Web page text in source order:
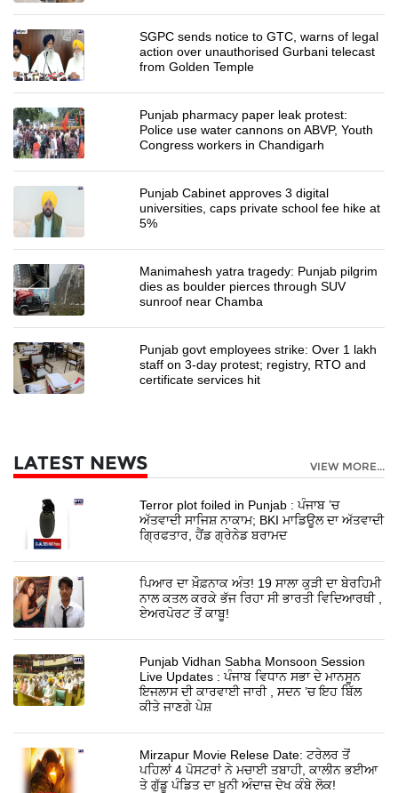
SGPC sends notice to GTC, warns of legal
action over unauthorised Gurbani telecast
from Golden Temple
Punjab pharmacy paper leak protest:
Police use water cannons on ABVP, Youth
Congress workers in Chandigarh
Punjab Cabinet approves 3 digital
universities, caps private school fee hike at
5%
Manimahesh yatra tragedy: Punjab pilgrim
dies as boulder pierces through SUV
sunroof near Chamba
Punjab govt employees strike: Over 1 lakh
staff on 3-day protest; registry, RTO and
certificate services hit
LATEST NEWS VIEW MORE...
Terror plot foiled in Punjab : ਪੰਜਾਬ ’ਚ
ਅੱਤਵਾਦੀ ਸਾਜਿਸ਼ ਨਾਕਾਮ; BKI ਮਾਡਿਊਲ ਦਾ ਅੱਤਵਾਦੀ
ਗ੍ਰਿਫਤਾਰ, ਹੈਂਡ ਗ੍ਰੇਨੇਡ ਬਰਾਮਦ
ਪਿਆਰ ਦਾ ਖ਼ੌਫ਼ਨਾਕ ਅੰਤ! 19 ਸਾਲਾ ਕੁੜੀ ਦਾ ਬੇਰਹਿਮੀ
ਨਾਲ ਕਤਲ ਕਰਕੇ ਭੱਜ ਰਿਹਾ ਸੀ ਭਾਰਤੀ ਵਿਦਿਆਰਥੀ ,
ਏਅਰਪੋਰਟ ਤੋਂ ਕਾਬੂ!
Punjab Vidhan Sabha Monsoon Session
Live Updates : ਪੰਜਾਬ ਵਿਧਾਨ ਸਭਾ ਦੇ ਮਾਨਸੂਨ
ਇਜਲਾਸ ਦੀ ਕਾਰਵਾਈ ਜਾਰੀ , ਸਦਨ ’ਚ ਇਹ ਬਿੱਲ
ਕੀਤੇ ਜਾਣਗੇ ਪੇਸ਼
Mirzapur Movie Relese Date: ਟਰੇਲਰ ਤੋਂ
ਪਹਿਲਾਂ 4 ਪੋਸਟਰਾਂ ਨੇ ਮਚਾਈ ਤਬਾਹੀ, ਕਾਲੀਨ ਭਈਆ
ਤੇ ਗੁੱਡੂ ਪੰਡਿਤ ਦਾ ਖ਼ੂਨੀ ਅੰਦਾਜ਼ ਦੇਖ ਕੰਬੇ ਲੋਕ!